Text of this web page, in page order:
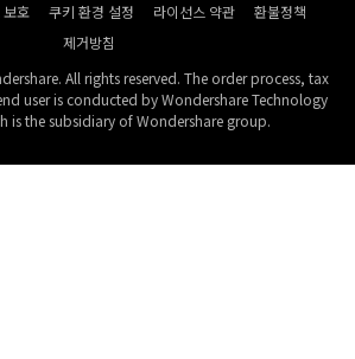
호 쿠키 환경 설정 라이선스 약관
환불정책
제거방침
All rights reserved. The order process, tax
user is conducted by Wondershare Technology
is the subsidiary of Wondershare group.